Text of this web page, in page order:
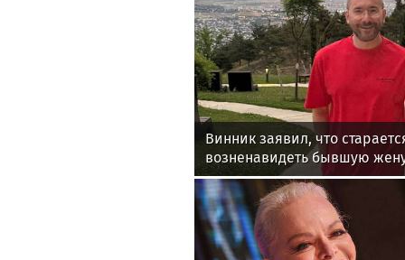
Винник заявил, что
возненавидеть бывшую
сыном